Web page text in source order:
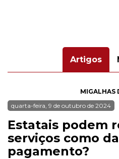
Artigos
MIGALHAS
quarta-feira, 9 de outubro de 2024
Estatais podem
serviços como
pagamento?